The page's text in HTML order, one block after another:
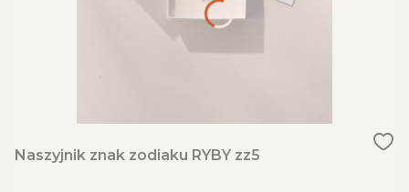
Naszyjnik znak zodiaku RYBY zz5